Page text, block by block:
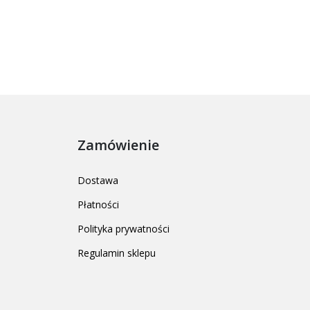
Zamówienie
Dostawa
Płatności
Polityka prywatności
Regulamin sklepu